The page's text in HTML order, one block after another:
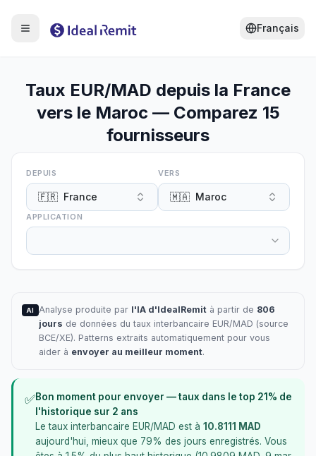
Français
Taux EUR/MAD depuis la France
vers le Maroc — Comparez 15
fournisseurs
DEPUIS
🇫🇷 France
VERS
🇲🇦 Maroc
APPLICATION
AI Analyse produite par l'IA d'IdealRemità partir de 806
jours de données du taux interbancaire EUR/MAD (source
BCE/XE). Patterns extraits automatiquement pour vous
aider à envoyer au meilleur moment.
✅Bon moment pour envoyer —taux dans le top 21 % de
l'historique sur 2 ans
Le taux interbancaire EUR/MAD est à 10.8111 MAD
aujourd'hui mieux que 79% des jours enregistrés. Vous